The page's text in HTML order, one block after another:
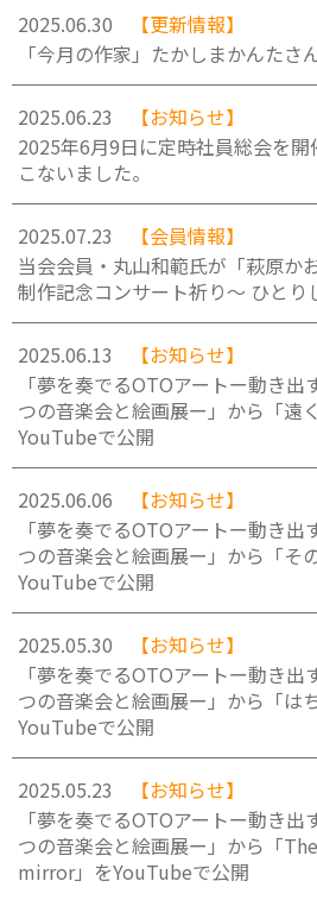
2025.06.30
【更新情報】
「今月の作家」たかしまかんたさ
2025.06.23
【お知らせ】
2025年6月9日に定時社員総会を
こないました。
2025.07.23
【会員情報】
当会会員・丸山和範氏が「萩原か
制作記念コンサート祈り～ ひとり
2025.06.13
【お知らせ】
「夢を奏でるOTOアートー動き出
つの音楽会と絵画展ー」から「遠
YouTubeで公開
2025.06.06
【お知らせ】
「夢を奏でるOTOアートー動き出
つの音楽会と絵画展ー」から「そ
YouTubeで公開
2025.05.30
【お知らせ】
「夢を奏でるOTOアートー動き出
つの音楽会と絵画展ー」から「は
YouTubeで公開
2025.05.23
【お知らせ】
「夢を奏でるOTOアートー動き出
つの音楽会と絵画展ー」から「
mirror」をYouTubeで公開